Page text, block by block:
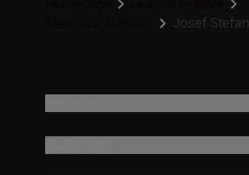
Josef Stefan